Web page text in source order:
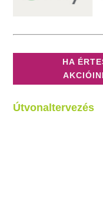
HA
Útvonaltervezés